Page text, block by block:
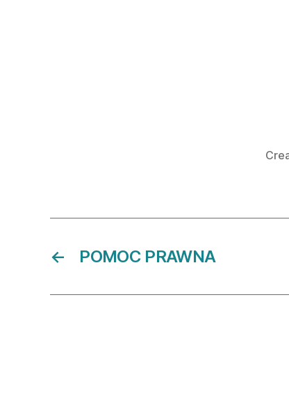
← POMOC PRAWNA